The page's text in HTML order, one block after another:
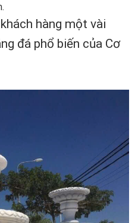
hàng một vài
đá phổ biến của Cơ